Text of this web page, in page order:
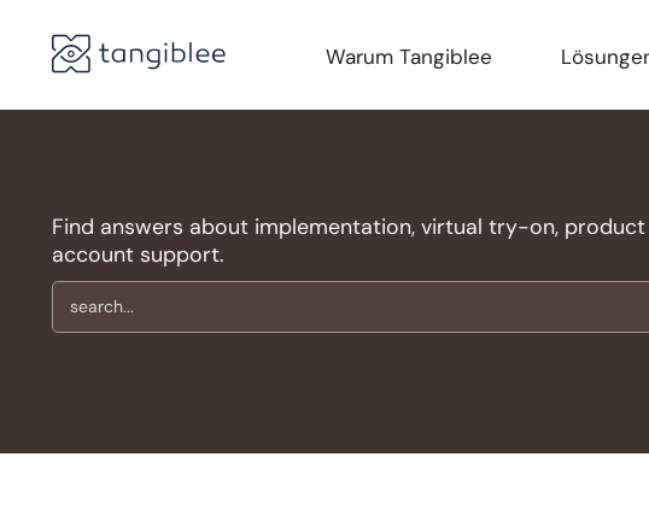
Warum Tangiblee
Find answers about implementation, virtual try-on,
account support.